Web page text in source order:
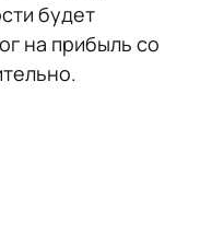
будет
на прибыль со